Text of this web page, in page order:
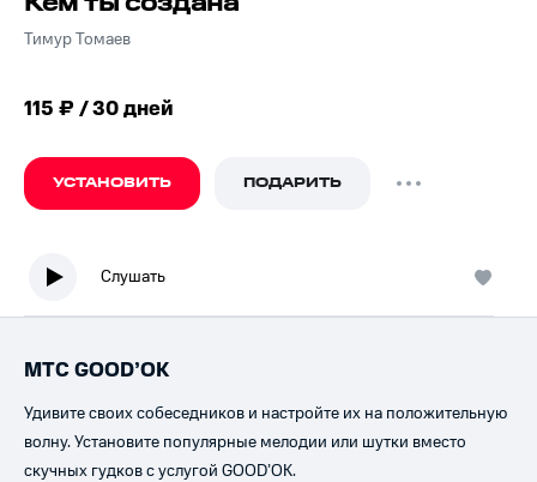
Тимур Томаев
115 ₽ / 30 дней
УСТАНОВИТЬ ПОДАРИТЬ
Слушать
МТС GOOD’OK
Удивите своих собеседников и настройте их на положительную
волну. Установите популярные мелодии или шутки вместо
скучных гудков с услугой GOOD’OK.